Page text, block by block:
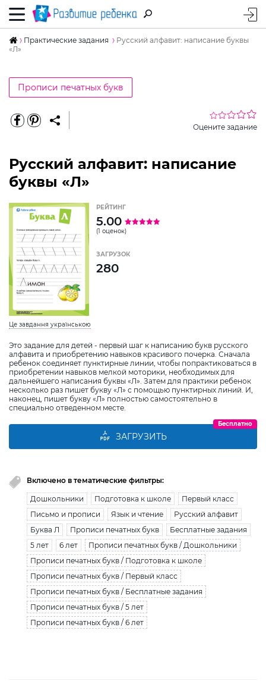
Практические задания
Русский алфавит: написание буквы
«Л»
Прописи печатных букв
Оцените задание
Русский алфавит: написание
буквы «Л»
Це завдання українською
Это задание для детей - первый шаг к написанию букв русского
алфавита и приобретению навыков красивого почерка. Сначала
ребенок соединяет пунктирные линии, чтобы попрактиковаться в
приобретении навыков мелкой моторики, необходимых для
дальнейшего написания буквы «Л». Затем для практики ребенок
несколько раз пишет букву «Л» с помощью пунктирных линий. И,
наконец, пишет букву «Л» полностью самостоятельно в
специально отведенном месте.
РЕЙТИНГ
5.00
(1 оценок)
ЗАГРУЗОК
280
ЗАГРУЗИТЬ
Бесплатно
Включено в тематические фильтры:
Дошкольники Подготовка к школе
Первый класс
Письмо и прописи
Язык и чтение
Русский алфавит
Буква Л
Прописи печатных букв
Бесплатные задания
5 лет
6 лет
Прописи печатных букв / Дошкольники
Прописи печатных букв / Подготовка к школе
Прописи печатных букв / Первый класс
Прописи печатных букв / Бесплатные задания
Прописи печатных букв / 5 лет
Прописи печатных букв / 6 лет